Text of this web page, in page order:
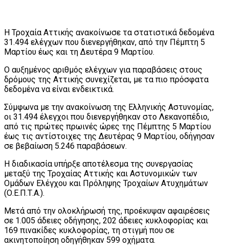
Η Τροχαία Αττικής ανακοίνωσε τα στατιστικά δεδομένα
31.494 ελέγχων που διενεργήθηκαν, από την Πέμπτη 5
Μαρτίου έως και τη Δευτέρα 9 Μαρτίου.
Ο αυξημένος αριθμός ελέγχων για παραβάσεις στους
δρόμους της Αττικής συνεχίζεται, με τα πιο πρόσφατα
δεδομένα να είναι ενδεικτικά.
Σύμφωνα με την ανακοίνωση της Ελληνικής Αστυνομίας,
οι 31.494 έλεγχοι που διενεργήθηκαν στο Λεκανοπέδιο,
από τις πρώτες πρωινές ώρες της Πέμπτης 5 Μαρτίου
έως τις αντίστοιχες της Δευτέρας 9 Μαρτίου, οδήγησαν
σε βεβαίωση 5.246 παραβάσεων.
Η διαδικασία υπήρξε αποτέλεσμα της συνεργασίας
μεταξύ της Τροχαίας Αττικής και Αστυνομικών των
Ομάδων Ελέγχου και Πρόληψης Τροχαίων Ατυχημάτων
(Ο.Ε.Π.Τ.Α.).
Μετά από την ολοκλήρωσή της, προέκυψαν αφαιρέσεις
σε 1.005 άδειες οδήγησης, 202 άδειες κυκλοφορίας και
169 πινακίδες κυκλοφορίας, τη στιγμή που σε
ακινητοποίηση οδηγήθηκαν 599 οχήματα.